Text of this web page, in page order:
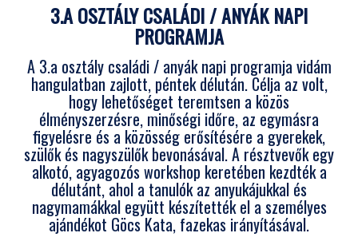
3.A OSZTÁLY CSALÁDI / ANYÁK NAPI
PROGRAMJA
A 3.a osztály családi / anyák napi programja vidám
hangulatban zajlott, péntek délután. Célja az volt,
hogy lehetőséget teremtsen a közös
élményszerzésre, minőségi időre, az egymásra
figyelésre és a közösség erősítésére a gyerekek,
szülők és nagyszülők bevonásával. A résztvevők egy
alkotó, agyagozós workshop keretében kezdték a
délutánt, ahol a tanulók az anyukájukkal és
nagymamákkal együtt készítették el a személyes
ajándékot Göcs Kata, fazekas irányításával.